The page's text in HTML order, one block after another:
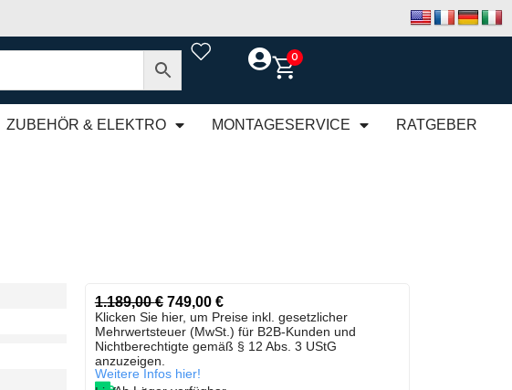
0
ZUBEHÖR & ELEKTRO MONTAGESERVICE RATGEBER
1.189,00€ 749,00 €
Klicken Sie hier, um Preise inkl. gesetzlicher
Mehrwertsteuer (MwSt.) für B2B-Kunden und
Nichtberechtigte gemäß § 12 Abs. 3 UStG
anzuzeigen.
Weitere Infos hier!